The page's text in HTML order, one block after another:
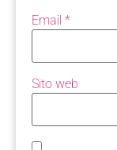
Email *
Sito web